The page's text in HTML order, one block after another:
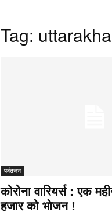
Tag:
पर्वतजन
कोरोना वारियर्स : एक
हजार को भोजन !